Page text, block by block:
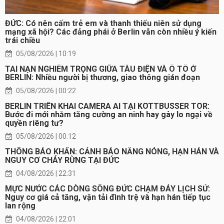
ĐỨC: Có nên cấm trẻ em và thanh thiếu niên sử dụng
mạng xã hội? Các đảng phái ở Berlin vẫn còn nhiều ý kiến
trái chiều
05/08/2026 | 10:19
TAI NẠN NGHIÊM TRỌNG GIỮA TÀU ĐIỆN VÀ Ô TÔ Ở
BERLIN: Nhiều người bị thương, giao thông gián đoạn
05/08/2026 | 00:22
BERLIN TRIỂN KHAI CAMERA AI TẠI KOTTBUSSER TOR:
Bước đi mới nhằm tăng cường an ninh hay gây lo ngại về
quyền riêng tư?
05/08/2026 | 00:12
THÔNG BÁO KHẨN: CẢNH BÁO NẮNG NÓNG, HẠN HÁN VÀ
NGUY CƠ CHÁY RỪNG TẠI ĐỨC
04/08/2026 | 22:31
MỰC NƯỚC CÁC DÒNG SÔNG ĐỨC CHẠM ĐÁY LỊCH SỬ:
Nguy cơ giá cả tăng, vận tải đình trệ và hạn hán tiếp tục
lan rộng
04/08/2026 | 22:01